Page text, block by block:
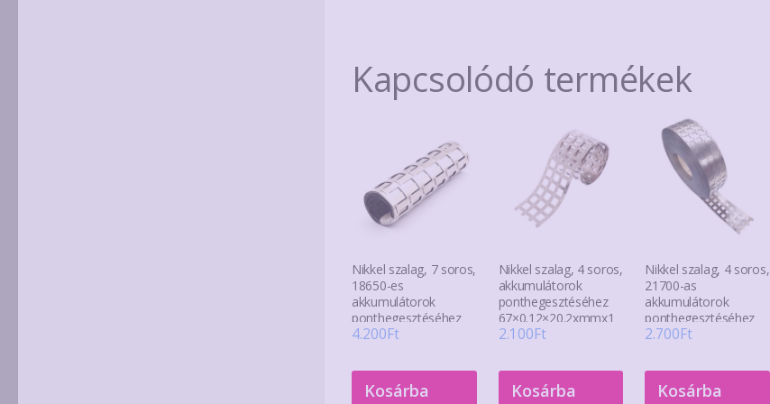
Kapcsolódó termékek
Nikkel szalag, 7 soros,
18650-es
akkumulátorok
ponthegesztéséhez
126×0.15mmx20.2x1
4.200Ft
Kosárba
Nikkel szalag, 4 soros,
akkumulátorok
ponthegesztéséhez
67×0.12×20.2xmmx1
m
2.100Ft
Kosárba
Nikkel szalag, 4 soros,
21700-as
akkumulátorok
ponthegesztéséhez
73.5×0.15×21.5mmx1
2.700Ft
Kosárba